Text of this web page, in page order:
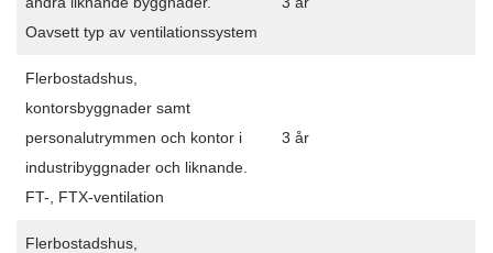
Oavsett typ av ventilationssystem
Flerbostadshus,
kontorsbyggnader samt
personalutrymmen och kontor i
industribyggnader och liknande.
FT-, FTX-ventilation
3 år
Flerbostadshus,